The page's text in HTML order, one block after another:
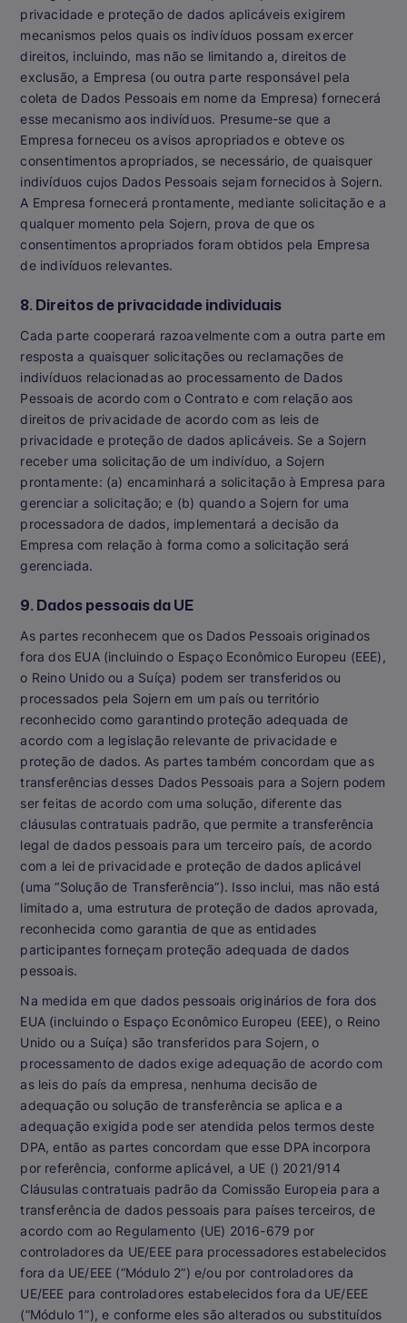
privacidade e proteção de dados aplicáveis exigirem
mecanismos pelos quais os indivíduos possam exercer
direitos, incluindo, mas não se limitando a, direitos de
exclusão, a Empresa (ou outra parte responsável pela
coleta de Dados Pessoais em nome da Empresa) fornecerá
esse mecanismo aos indivíduos. Presume-se que a
Empresa forneceu os avisos apropriados e obteve os
consentimentos apropriados, se necessário, de quaisquer
indivíduos cujos Dados Pessoais sejam fornecidos à Sojern.
A Empresa fornecerá prontamente, mediante solicitação e a
qualquer momento pela Sojern, prova de que os
consentimentos apropriados foram obtidos pela Empresa
de indivíduos relevantes.
8. Direitos de privacidade individuais
Cada parte cooperará razoavelmente com a outra parte em
resposta a quaisquer solicitações ou reclamações de
indivíduos relacionadas ao processamento de Dados
Pessoais de acordo com o Contrato e com relação aos
direitos de privacidade de acordo com as leis de
privacidade e proteção de dados aplicáveis. Se a Sojern
receber uma solicitação de um indivíduo, a Sojern
prontamente: (a) encaminhará a solicitação à Empresa para
gerenciar a solicitação; e (b) quando a Sojern for uma
processadora de dados, implementará a decisão da
Empresa com relação à forma como a solicitação será
gerenciada.
9. Dados pessoais da UE
As partes reconhecem que os Dados Pessoais originados
fora dos EUA (incluindo o Espaço Econômico Europeu (EEE),
o Reino Unido ou a Suíça) podem ser transferidos ou
processados pela Sojern em um país ou território
reconhecido como garantindo proteção adequada de
acordo com a legislação relevante de privacidade e
proteção de dados. As partes também concordam que as
transferências desses Dados Pessoais para a Sojern podem
ser feitas de acordo com uma solução, diferente das
cláusulas contratuais padrão, que permite a transferência
legal de dados pessoais para um terceiro país, de acordo
com a lei de privacidade e proteção de dados aplicável
(uma “Solução de Transferência”). Isso inclui, mas não está
limitado a, uma estrutura de proteção de dados aprovada,
reconhecida como garantia de que as entidades
participantes forneçam proteção adequada de dados
pessoais.
Na medida em que dados pessoais originários de fora dos
EUA (incluindo o Espaço Econômico Europeu (EEE), o Reino
Unido ou a Suíça) são transferidos para Sojern, o
processamento de dados exige adequação de acordo com
as leis do país da empresa, nenhuma decisão de
adequação ou solução de transferência se aplica e a
adequação exigida pode ser atendida pelos termos deste
DPA, então as partes concordam que esse DPA incorpora
por referência, conforme aplicável, a UE () 2021/914
Cláusulas contratuais padrão da Comissão Europeia para a
transferência de dados pessoais para países terceiros, de
acordo com ao Regulamento (UE) 2016-679 por
controladores da UE/EEE para processadores estabelecidos
fora da UE/EEE (“Módulo 2”) e/ou por controladores da
UE/EEE para controladores estabelecidos fora da UE/EEE
(“Módulo 1”), e conforme eles são alterados ou substituídos